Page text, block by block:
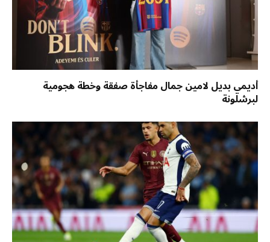
أديمي بديل لامين جمال مفاجأة صفقة وخطة هجومية
لبرشلونة